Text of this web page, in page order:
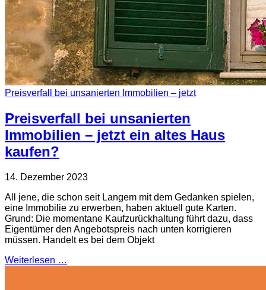
Preisverfall bei unsanierten Immobilien – jetzt
Preisverfall bei unsanierten
Immobilien – jetzt ein altes Haus
kaufen?
14. Dezember 2023
All jene, die schon seit Langem mit dem Gedanken spielen,
eine Immobilie zu erwerben, haben aktuell gute Karten.
Grund: Die momentane Kaufzurückhaltung führt dazu, dass
Eigentümer den Angebotspreis nach unten korrigieren
müssen. Handelt es bei dem Objekt
Weiterlesen …